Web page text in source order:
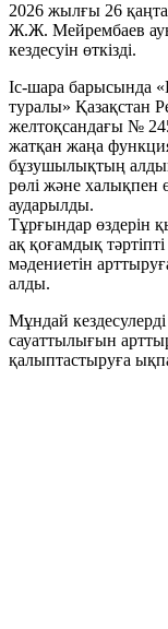
2026 жылғы 26
Ж.Ж. Мейрембаев
кездесуін өткізді.
Іс-шара барысында
туралы» Қазақстан
желтоқсандағы №
жатқан жаңа
бұзушылықтың
рөлі және халықпен
аударылды.
Тұрғындар өздерін
ақ қоғамдық
мәдениетін
алды.
Мұндай
сауаттылығын
қалыптастыруға